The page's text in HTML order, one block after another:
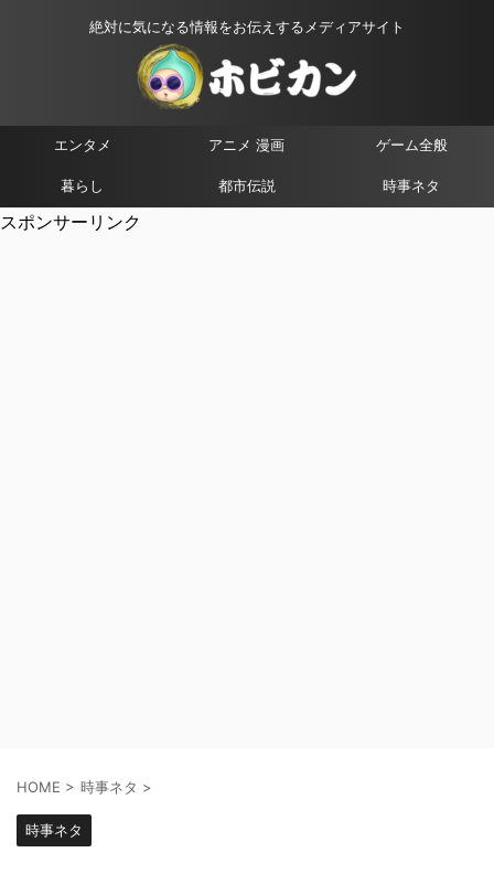
絶対に気になる情報をお伝えするメディアサイト
エンタメ アニメ 漫画 ゲーム全般
暮らし 都市伝説 時事ネタ
スポンサーリンク
HOME > 時事ネタ >
時事ネタ